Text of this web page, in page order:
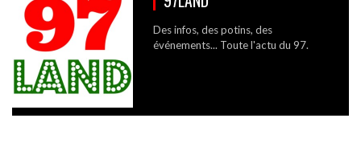
Des infos, des potins, des
événements... Toute l'actu du 97.